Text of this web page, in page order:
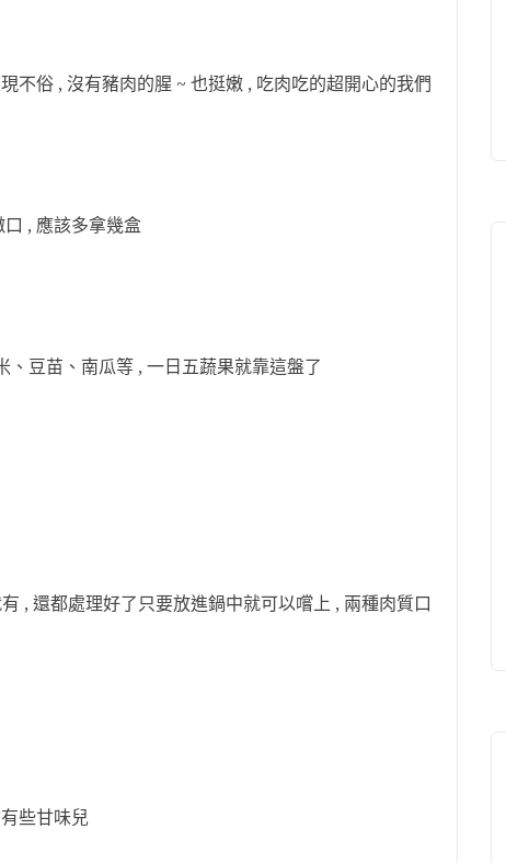
不俗 , 沒有豬肉的腥 ~ 也挺嫩 , 吃肉吃的超開心的我們
, 應該多拿幾盒
豆苗、南瓜等 , 一日五蔬果就靠這盤了
, 還都處理好了只要放進鍋中就可以嚐上 , 兩種肉質口
些甘味兒